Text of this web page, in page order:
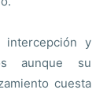
y
aunque su
cuesta